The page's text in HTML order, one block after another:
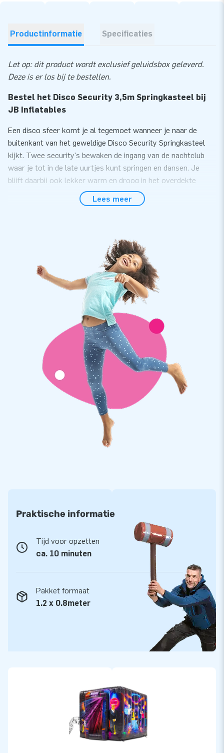
Productinformatie Specificaties
Let op: dit product wordt exclusief geluidsbox geleverd.
Deze is er los bij te bestellen.
Bestel het Disco Security 3,5m Springkasteel bij
JB Inflatables
Een disco sfeer komt je al tegemoet wanneer je naar de
buitenkant van het geweldige Disco Security Springkasteel
kijkt. Twee security's bewaken de ingang van de nachtclub
waar je tot in de late uurtjes kunt springen en dansen. Je
blijft daarbij ook lekker warm en droog in het overdekte
springkasteel. De Disco Security tent met springkasteel
bodem is daarom in alle seizoenen te gebruiken.
opblaasbaar Security springkasteel
Plezier is gegarandeerd, want deze disco infatable heeft een
opblaasbare bodem! Met de 1.1 KW blower blaas je de tent
gemakkelijk en snel op. Aan de vier D-ringen in het plafond
kun je verschillende soorten verlichting en decoratie
ophangen voor een ultieme feestervaring. In de top van de
tent zijn twee plastic hoezen met bevestigingspunten en
aansluitingen voor bijvoorbeeld verlichting en discoballen.
Bovendien is er een aparte ruimte voor een muziekbox
(40x40x60 cm).
Deze Disco inflatable wordt geleverd
inclusief
discoverlichting.
Gemaakt van hoogwaardig en sterk PVC, waardoor de
inflatable duurzaam en gemakkelijk schoon te houden is. Het
springkasteel is verstevigd op meerdere punten en
meervoudig gestikt. Neem dit feestelijke springkasteel overal
formaat
JB Inflatables is producent van springkastelen en andere
inflatables. Met een voorraad van ruim 3000 luchtkussens
zijn wij een van de grootste springkastelen fabrikanten ter
wereld. Onze opblaasbare artikelen worden naar meer dan 75
landen geëxporteerd. Wij werken alleen met de beste mensen
en materialen. Voor de beste service en garantie ben je bij
ons aan het juiste adres. Als er iets mis is, staan we voor je
Lees meer
Praktische informatie
Tijd voor opzetten
ca. 10 minuten
Pakket formaat
1.2 x 0.8meter